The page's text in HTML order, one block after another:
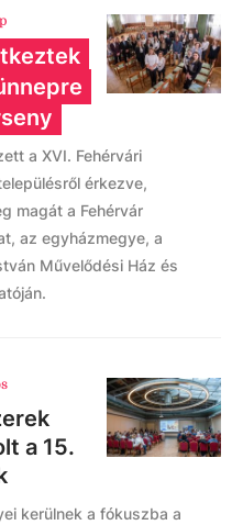
a XVI. Fehérvári
érkezve,
magát a Fehérvár
az egyházmegye, a
Művelődési Ház és
a 15.
kerülnek a fókuszba a